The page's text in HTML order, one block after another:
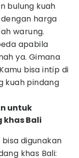
bulung kuah
harga
warung.
apabila
ya. Gimana
bisa intip di
kuah pindang
untuk
khas Bali
digunakan
khas Bali: